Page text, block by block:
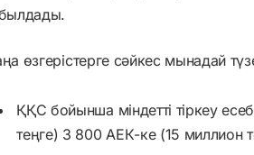
өзгерістерге сәйкес мынадай
ҚҚС бойынша міндетті тіркеу
теңге) 3 800 АЕК-ке (15 миллион